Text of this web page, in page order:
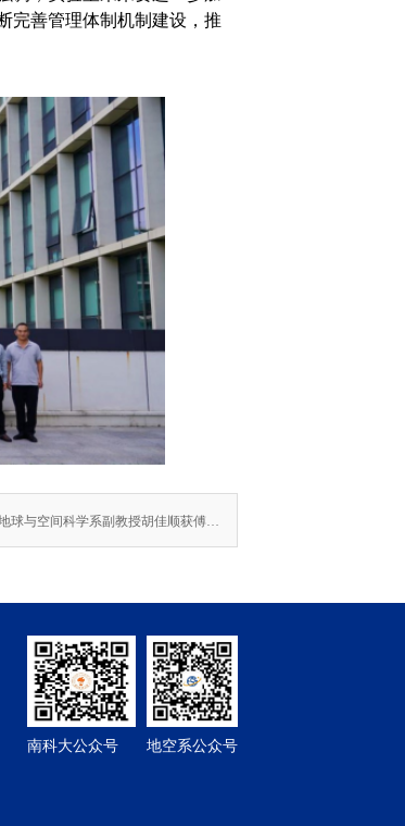
下一篇：南方科技大学地球与空间科学系副教授胡佳顺获傅承义青年科技奖
南科大公众号 地空系公众号